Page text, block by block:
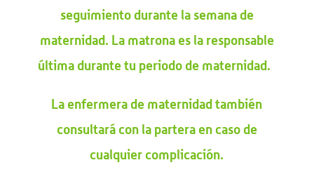
seguimiento durante la semana de
maternidad. La matrona es la responsable
última durante tu periodo de maternidad.
La enfermera de maternidad también
consultará con la partera en caso de
cualquier complicación.